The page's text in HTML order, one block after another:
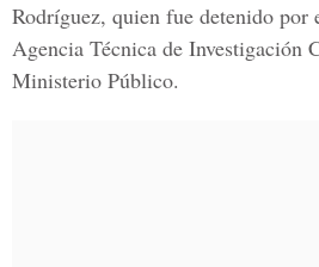
Rodríguez, quien fue detenido por
Agencia Técnica de
Ministerio Público.